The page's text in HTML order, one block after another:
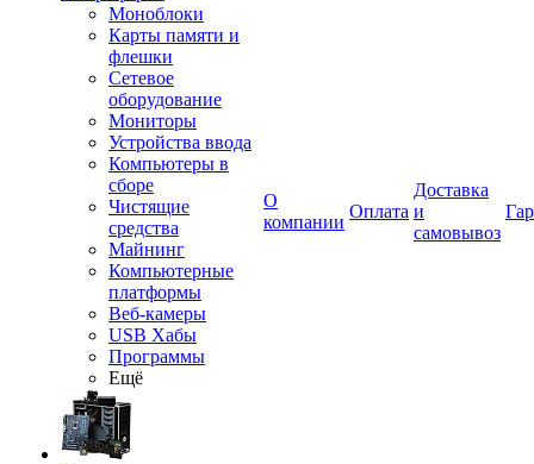
Моноблоки
Карты памяти и
флешки
Сетевое
оборудование
Мониторы
Устройства ввода
Компьютеры в
сборе
Чистящие
средства
Майнинг
Компьютерные
платформы
Веб-камеры
USB Хабы
Программы
Ещё
О
компании
Оплата
Доставка
и
самовывоз